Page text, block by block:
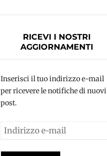
RICEVI I NOSTRI
AGGIORNAMENTI
Inserisci il tuo indirizzo e-mail
per ricevere le notifiche di nuovi
post.
Indirizzo
mail